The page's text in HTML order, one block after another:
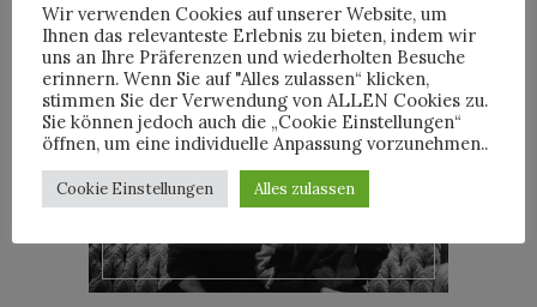
YOANN LEMOINE AKA
WOODKID IM INTERVIEW
Wir verwenden Cookies auf unserer Website, um
Ihnen das relevanteste Erlebnis zu bieten, indem wir
uns an Ihre Präferenzen und wiederholten Besuche
erinnern. Wenn Sie auf "Alles zulassen“ klicken,
stimmen Sie der Verwendung von ALLEN Cookies zu.
Sie können jedoch auch die „Cookie Einstellungen“
öffnen, um eine individuelle Anpassung vorzunehmen..
Cookie Einstellungen Alles zulassen